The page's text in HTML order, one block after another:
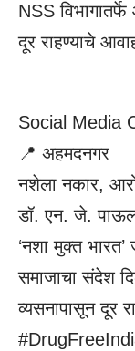
NSS
दूर राहण्याचे
Social Media
📍 अहमदनगर
नशेला नकार,
डॉ. एन. जे.
‘नशा मुक्त
समाजाचा संदेश
व्यसनापासून दूर